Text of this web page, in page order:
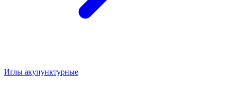
Иглы акупунктурные